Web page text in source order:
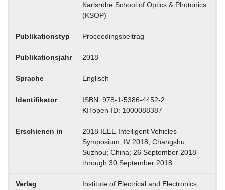
Karlsruhe School of Optics & Photonics
(KSOP)
Publikationstyp Proceedingsbeitrag
Publikationsjahr 2018
Sprache Englisch
Identifikator
ISBN: 978-1-5386-4452-2
KITopen-ID: 1000088387
Erschienen in
2018 IEEE Intelligent Vehicles
Symposium, IV 2018; Changshu,
Suzhou; China; 26 September 2018
through 30 September 2018
Verlag
Institute of Electrical and Electronics